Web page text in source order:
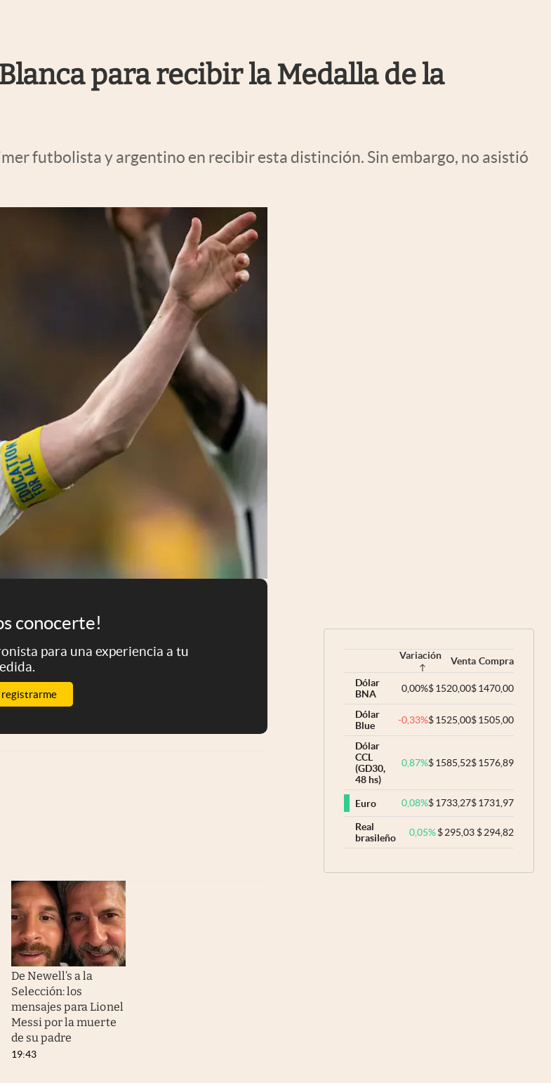
para recibir la Medalla de la
futbolista y argentino en recibir esta distinción. Sin embargo, no asistió
conocerte!
para una experiencia a tu
De Newell’s a la
Selección: los
mensajes para Lionel
Messi por la muerte
de su padre
19:43
Variación Venta Compra
Dólar
BNA
0,00%$1520,00$1470,00
Dólar
Blue
-0,33%$1525,00$1505,00
Dólar
CCL
(GD30,
48 hs)
0,87%$1585,52$1576,89
Euro 0,08%$1733,27$1731,97
Real
brasileño
0,05% $295,03 $294,82